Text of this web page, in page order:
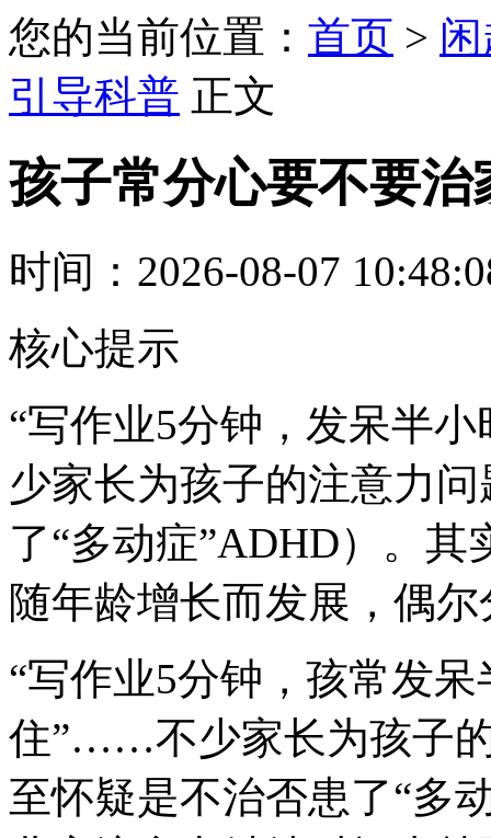
您的当前位置： 首页 >
引导科普 正文
孩子常分心要不要治
时间：2026-08-07
核心提示
“写作业5分钟，发呆半
少家长为孩子的注意力
了“多动症”ADHD）。
随年龄增长而发展，偶
“写作业5分钟，孩常发
住”……不少家长为孩子
至怀疑是不治否患了“多